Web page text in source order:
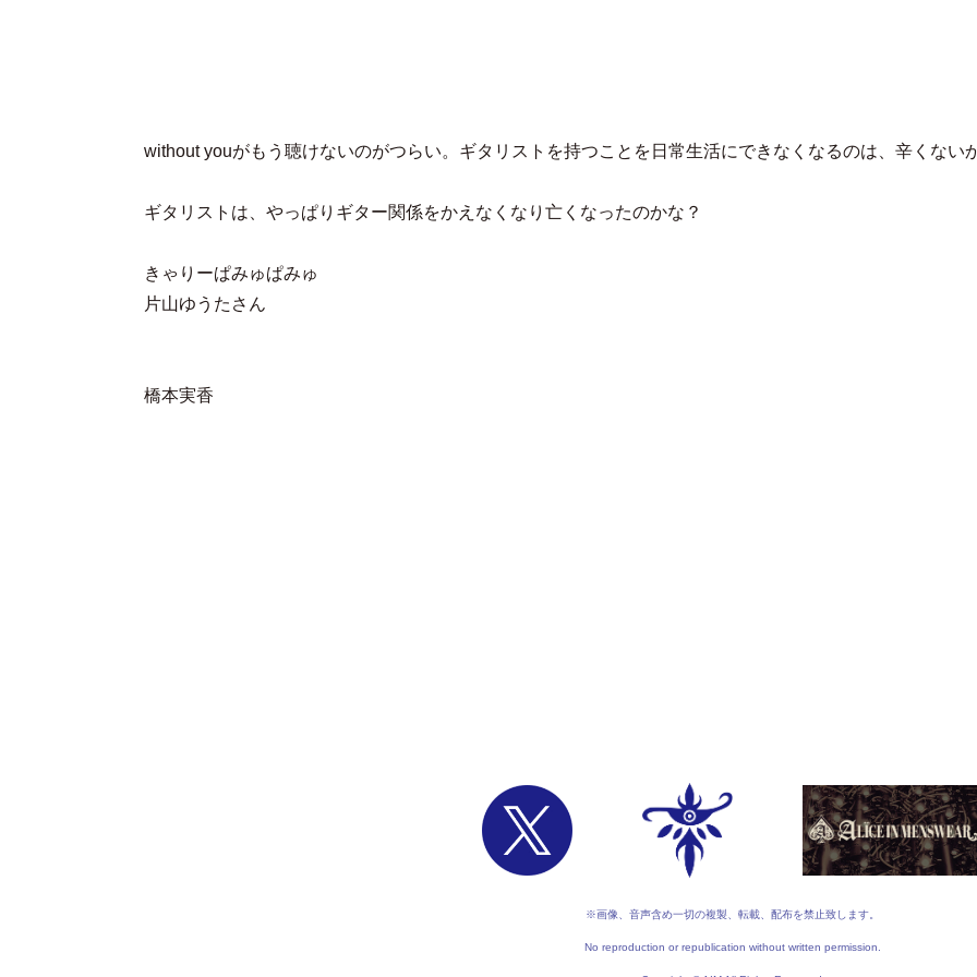
without youがもう聴けないのがつらい。ギタリストを持つことを日常生活にできなくなるのは、辛くない
ギタリストは、やっぱりギター関係をかえなくなり亡くなったのかな？
きゃりーぱみゅぱみゅ
片山ゆうたさん
橋本実香
※画像、音声含め一切の複製、転載、配布を禁止致します。
No reproduction or republication without written permission.